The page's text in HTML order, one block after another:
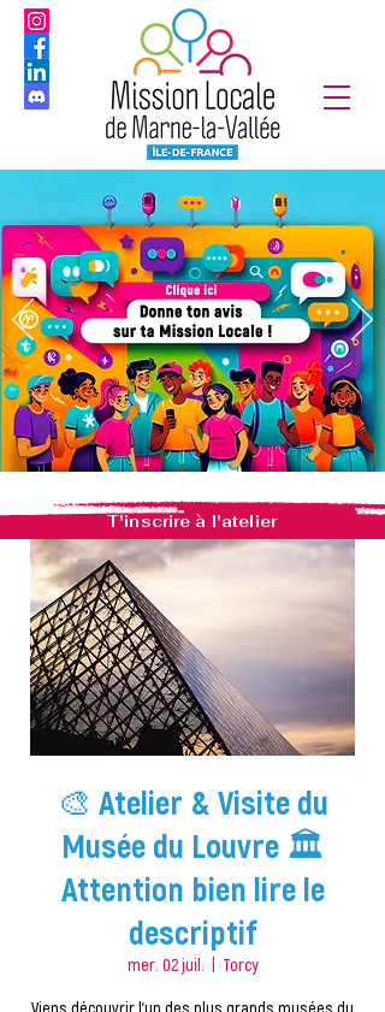
T'inscrire à l'atelier
🎨 Atelier & Visite du
Musée du Louvre 🏛️
Attention bien lire le
descriptif
mer. 02 juil. Torcy
Viens découvrir l’un des plus grands musées du